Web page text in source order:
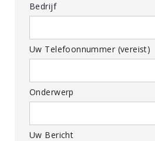
Bedrijf
Uw Telefoonnummer (vereist)
Onderwerp
Uw Bericht